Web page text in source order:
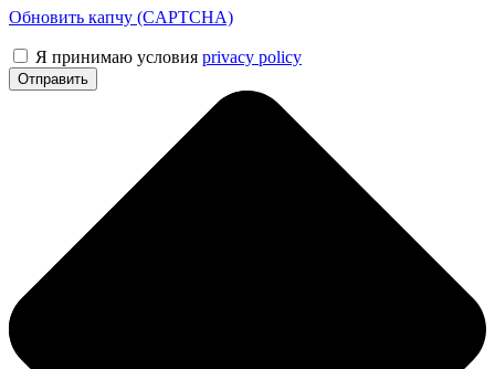
Обновить капчу (CAPTCHA)
Я принимаю условия privacy policy
Отправить